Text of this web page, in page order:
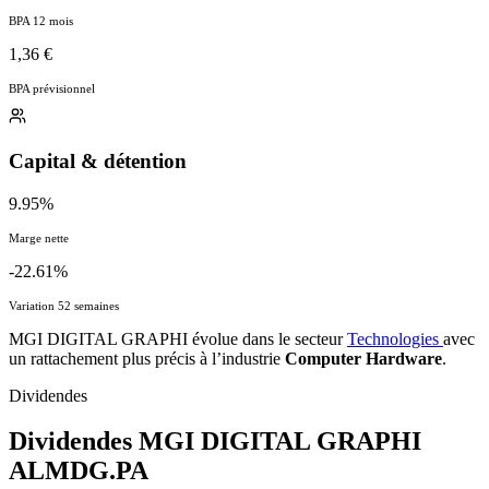
BPA 12 mois
1,36 €
BPA prévisionnel
Capital & détention
9.95%
Marge nette
-22.61%
Variation 52 semaines
MGI DIGITAL GRAPHI évolue dans le secteurTechnologies avec
un rattachement plus précis à l’industrie Computer Hardware.
Dividendes
Dividendes MGI DIGITAL GRAPHI
ALMDG.PA